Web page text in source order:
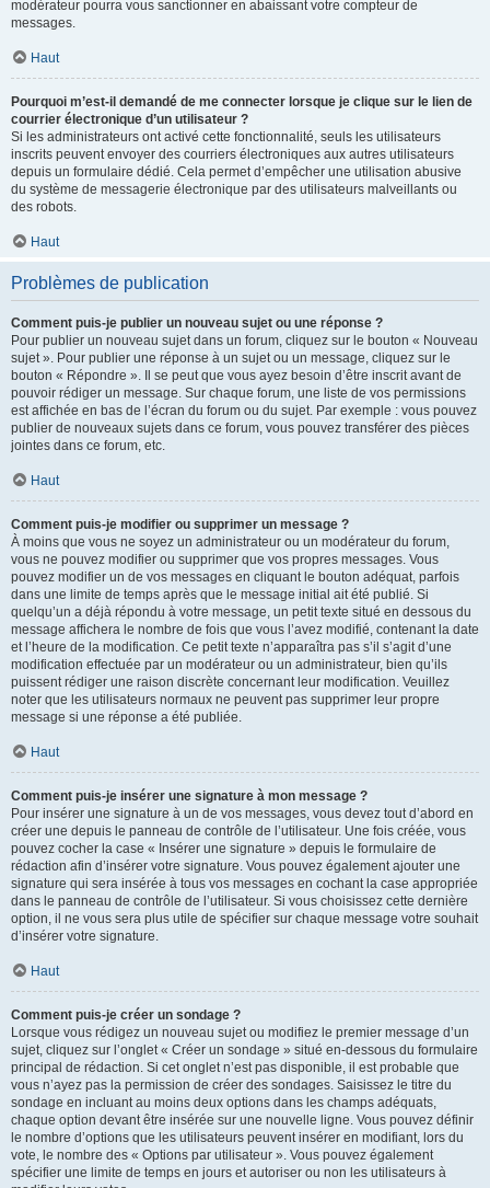
modérateur pourra vous sanctionner en abaissant votre compteur de
messages.
Haut
Pourquoi m’est-il demandé de me connecter lorsque je clique sur le lien de
courrier électronique d’un utilisateur ?
Si les administrateurs ont activé cette fonctionnalité, seuls les utilisateurs
inscrits peuvent envoyer des courriers électroniques aux autres utilisateurs
depuis un formulaire dédié. Cela permet d’empêcher une utilisation abusive
du système de messagerie électronique par des utilisateurs malveillants ou
des robots.
Haut
Problèmes de publication
Comment puis-je publier un nouveau sujet ou une réponse ?
Pour publier un nouveau sujet dans un forum, cliquez sur le bouton « Nouveau
sujet ». Pour publier une réponse à un sujet ou un message, cliquez sur le
bouton « Répondre ». Il se peut que vous ayez besoin d’être inscrit avant de
pouvoir rédiger un message. Sur chaque forum, une liste de vos permissions
est affichée en bas de l’écran du forum ou du sujet. Par exemple : vous pouvez
publier de nouveaux sujets dans ce forum, vous pouvez transférer des pièces
jointes dans ce forum, etc.
Haut
Comment puis-je modifier ou supprimer un message ?
À moins que vous ne soyez un administrateur ou un modérateur du forum,
vous ne pouvez modifier ou supprimer que vos propres messages. Vous
pouvez modifier un de vos messages en cliquant le bouton adéquat, parfois
dans une limite de temps après que le message initial ait été publié. Si
quelqu’un a déjà répondu à votre message, un petit texte situé en dessous du
message affichera le nombre de fois que vous l’avez modifié, contenant la date
et l’heure de la modification. Ce petit texte n’apparaîtra pas s’il s’agit d’une
modification effectuée par un modérateur ou un administrateur, bien qu’ils
puissent rédiger une raison discrète concernant leur modification. Veuillez
noter que les utilisateurs normaux ne peuvent pas supprimer leur propre
message si une réponse a été publiée.
Haut
Comment puis-je insérer une signature à mon message ?
Pour insérer une signature à un de vos messages, vous devez tout d’abord en
créer une depuis le panneau de contrôle de l’utilisateur. Une fois créée, vous
pouvez cocher la case « Insérer une signature » depuis le formulaire de
rédaction afin d’insérer votre signature. Vous pouvez également ajouter une
signature qui sera insérée à tous vos messages en cochant la case appropriée
dans le panneau de contrôle de l’utilisateur. Si vous choisissez cette dernière
option, il ne vous sera plus utile de spécifier sur chaque message votre souhait
d’insérer votre signature.
Haut
Comment puis-je créer un sondage ?
Lorsque vous rédigez un nouveau sujet ou modifiez le premier message d’un
sujet, cliquez sur l’onglet « Créer un sondage » situé en-dessous du formulaire
principal de rédaction. Si cet onglet n’est pas disponible, il est probable que
vous n’ayez pas la permission de créer des sondages. Saisissez le titre du
sondage en incluant au moins deux options dans les champs adéquats,
chaque option devant être insérée sur une nouvelle ligne. Vous pouvez définir
le nombre d’options que les utilisateurs peuvent insérer en modifiant, lors du
vote, le nombre des « Options par utilisateur ». Vous pouvez également
spécifier une limite de temps en jours et autoriser ou non les utilisateurs à